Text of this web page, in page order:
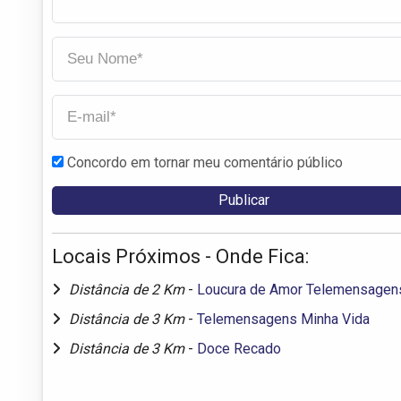
Concordo em tornar meu comentário público
Locais Próximos - Onde Fica:
Distância de 2 Km - Loucura de Amor
Distância de 3 Km - Telemensagens Minha Vida
Distância de 3 Km - Doce Recado